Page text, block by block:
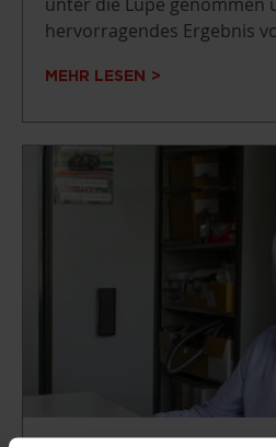
hervorragendes Ergebnis
MEHR LESEN